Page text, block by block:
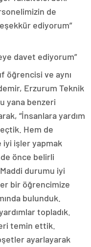
de
ediyorum”
davet ediyorum”
öğrencisi ve aynı
Erzurum Teknik
yana benzeri
“İnsanlara yardım
Hem de
işler yapmak
önce belirli
durumu iyi
bir öğrencimize
bulunduk.
topladık.
temin ettik.
ayarlayarak